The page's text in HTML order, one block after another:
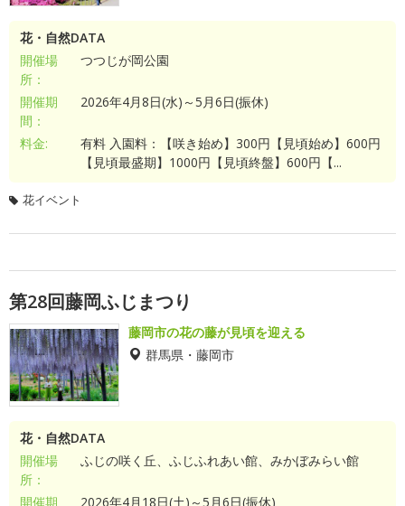
花・自然DATA
開催場
所：
つつじが岡公園
開催期
間：
2026年4月8日(水)～5月6日(振休)
料金:
有料 入園料：【咲き始め】300円【見頃始め】600円
【見頃最盛期】1000円【見頃終盤】600円【...
花イベント
第28回藤岡ふじまつり
藤岡市の花の藤が見頃を迎える
群馬県・藤岡市
花・自然DATA
開催場
所：
ふじの咲く丘、ふじふれあい館、みかぼみらい館
開催期 2026年4月18日(土)～5月6日(振休)